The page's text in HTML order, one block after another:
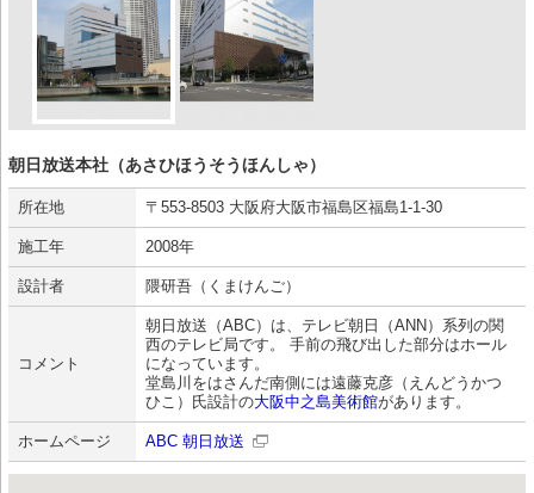
朝日放送本社（あさひほうそうほんしゃ）
所在地 〒553‐8503 大阪府大阪市福島区福島1-1-30
施工年 2008年
設計者 隈研吾（くまけんご）
コメント
朝日放送（ABC）は、テレビ朝日（ANN）系列の関
西のテレビ局です。 手前の飛び出した部分はホール
になっています。
堂島川をはさんだ南側には遠藤克彦（えんどうかつ
ひこ）氏設計の大阪中之島美術館があります。
ホームページ ABC 朝日放送